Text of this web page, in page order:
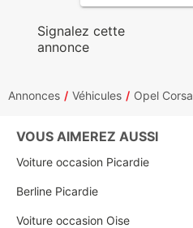
Signalez cette
annonce
Annonces Véhicules Opel Corsa
VOUS AIMEREZ AUSSI
Voiture occasion Picardie
Berline Picardie
Voiture occasion Oise